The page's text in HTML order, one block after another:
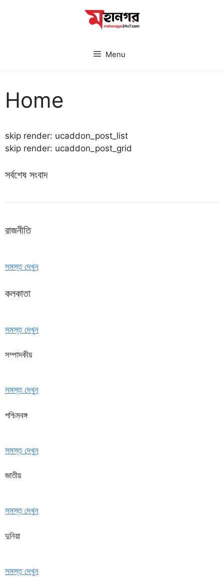
Menu
Home
skip render: ucaddon_post_list
skip render: ucaddon_post_grid
সর্বশেষ সংবাদ
রাজনীতি
সমস্ত দেখুন
কলকাতা
সমস্ত দেখুন
সম্পাদকীয়
সমস্ত দেখুন
পশ্চিমবঙ্গ
সমস্ত দেখুন
জাতীয়
সমস্ত দেখুন
দুনিয়া
সমস্ত দেখুন